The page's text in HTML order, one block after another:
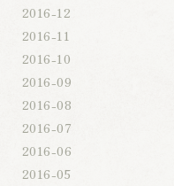
2016-12
2016-11
2016-10
2016-09
2016-08
2016-07
2016-06
2016-05